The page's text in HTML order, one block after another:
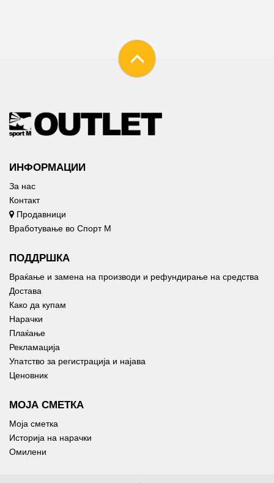
ИНФОРМАЦИИ
За нас
Контакт
Продавници
Вработување во Спорт М
ПОДДРШКА
Враќање и замена на производи и рефундирање на средства
Достава
Како да купам
Нарачки
Плаќање
Рекламација
Упатство за регистрација и најава
Ценовник
МОЈА СМЕТКА
Моја сметка
Историја на нарачки
Омилени